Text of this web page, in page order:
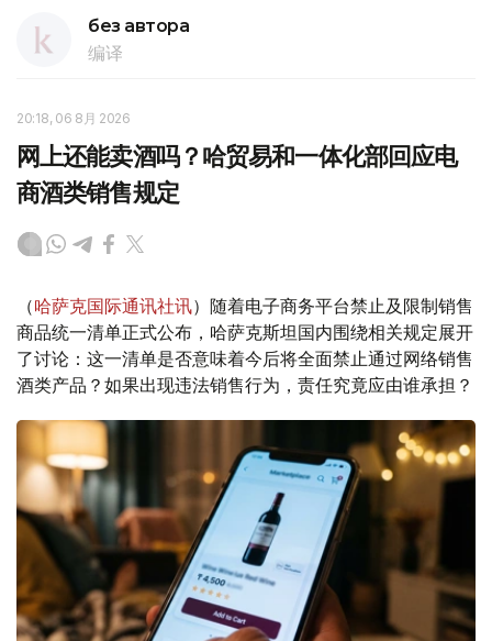
без автора
编译
20:18, 06 8月 2026
网上还能卖酒吗？哈贸易和一体化部回应电
商酒类销售规定
（哈萨克国际通讯社讯）随着电子商务平台禁止及限制销售
商品统一清单正式公布，哈萨克斯坦国内围绕相关规定展开
了讨论：这一清单是否意味着今后将全面禁止通过网络销售
酒类产品？如果出现违法销售行为，责任究竟应由谁承担？